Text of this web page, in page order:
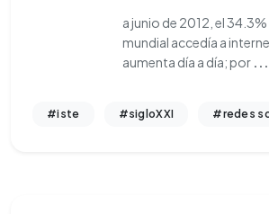
a junio de 2012, el
mundial accedía a
aumenta día a día; por ...
#iste #sigloXXI #redes